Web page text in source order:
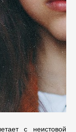
с неистовой